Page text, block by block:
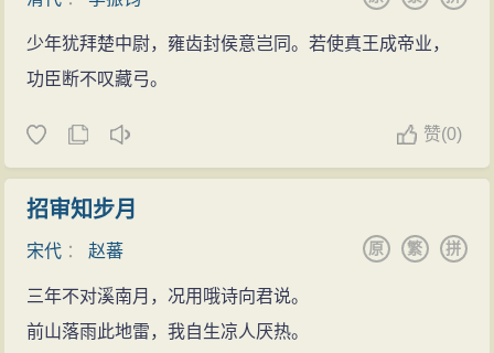
少年犹拜楚中尉，雍齿封侯意岂同。若使真王成帝业，
功臣断不叹藏弓。
赞(0)
招审知步月
宋代 ：赵蕃 拼
繁
原
三年不对溪南月，况用哦诗向君说。
前山落雨此地雷，我自生凉人厌热。